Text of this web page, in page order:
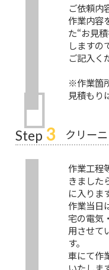
ご依頼内
作業内容
た“お見
しますの
ご記入く
※作業箇
見積もり
Step 3 クリー
作業工程
きました
に入りま
作業当日
宅の電気
用させて
す。
車にて作